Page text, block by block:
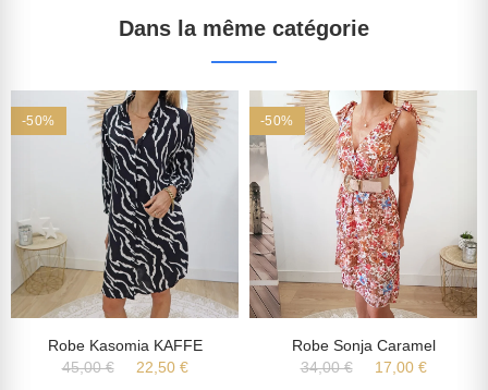
Dans la même catégorie
-50%
Robe Kasomia KAFFE
45,00 €
22,50 €
-50%
Robe Sonja Caramel
34,00 €
17,00 €